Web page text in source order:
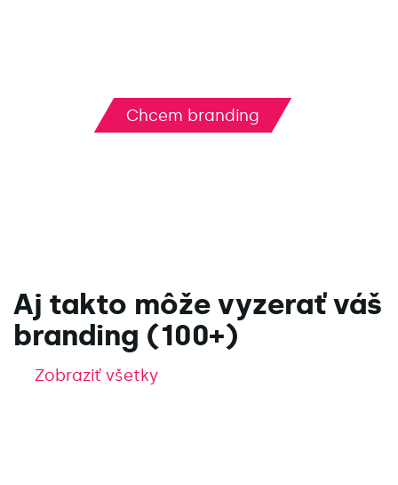
Chcem branding
Aj takto môže vyzerať váš
branding (100+)
Zobraziť všetky